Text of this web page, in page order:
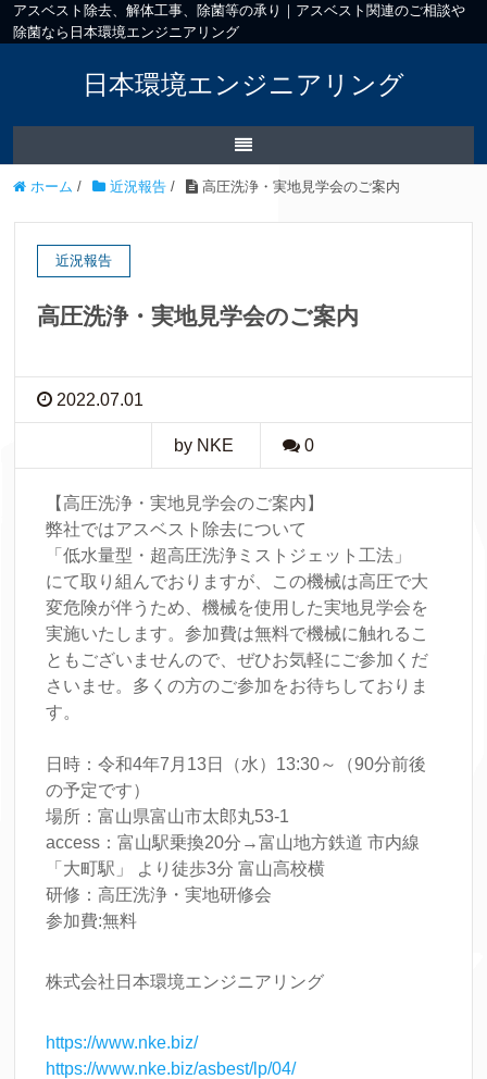
アスベスト除去、解体工事、除菌等の承り｜アスベスト関連のご相談や
除菌なら日本環境エンジニアリング
日本環境エンジニアリング
ホーム / 近況報告 / 高圧洗浄・実地見学会のご案内
近況報告
高圧洗浄・実地見学会のご案内
2022.07.01
by NKE 0
【高圧洗浄・実地見学会のご案内】
弊社ではアスベスト除去について
「低水量型・超高圧洗浄ミストジェット工法」
にて取り組んでおりますが、この機械は高圧で大
変危険が伴うため、機械を使用した実地見学会を
実施いたします。参加費は無料で機械に触れるこ
ともございませんので、ぜひお気軽にご参加くだ
さいませ。多くの方のご参加をお待ちしておりま
す。
日時：令和4年7月13日（水）13:30～（90分前後
の予定です）
場所：富山県富山市太郎丸53-1
access：富山駅乗換20分→富山地方鉄道 市内線
「大町駅」 より徒歩3分 富山高校横
研修：高圧洗浄・実地研修会
参加費:無料
株式会社日本環境エンジニアリング
https://www.nke.biz/
https://www.nke.biz/asbest/lp/04/